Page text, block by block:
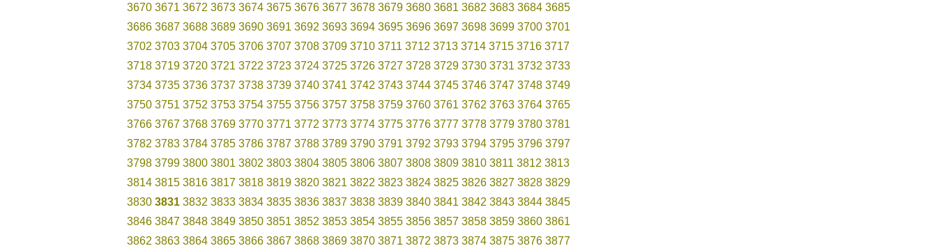
3670 3671 3672 3673 3674 3675 3676 3677 3678 3679 3680 3681 3682 3683 3684 3685
3686 3687 3688 3689 3690 3691 3692 3693 3694 3695 3696 3697 3698 3699 3700 3701
3702 3703 3704 3705 3706 3707 3708 3709 3710 3711 3712 3713 3714 3715 3716 3717
3718 3719 3720 3721 3722 3723 3724 3725 3726 3727 3728 3729 3730 3731 3732 3733
3734 3735 3736 3737 3738 3739 3740 3741 3742 3743 3744 3745 3746 3747 3748 3749
3750 3751 3752 3753 3754 3755 3756 3757 3758 3759 3760 3761 3762 3763 3764 3765
3766 3767 3768 3769 3770 3771 3772 3773 3774 3775 3776 3777 3778 3779 3780 3781
3782 3783 3784 3785 3786 3787 3788 3789 3790 3791 3792 3793 3794 3795 3796 3797
3798 3799 3800 3801 3802 3803 3804 3805 3806 3807 3808 3809 3810 3811 3812 3813
3814 3815 3816 3817 3818 3819 3820 3821 3822 3823 3824 3825 3826 3827 3828 3829
3830 3831 3832 3833 3834 3835 3836 3837 3838 3839 3840 3841 3842 3843 3844 3845
3846 3847 3848 3849 3850 3851 3852 3853 3854 3855 3856 3857 3858 3859 3860 3861
3862 3863 3864 3865 3866 3867 3868 3869 3870 3871 3872 3873 3874 3875 3876 3877